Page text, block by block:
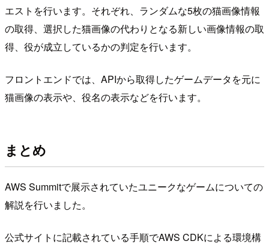
エストを行います。それぞれ、ランダムな5枚の猫画像情報
の取得、選択した猫画像の代わりとなる新しい画像情報の取
得、役が成立しているかの判定を行います。
フロントエンドでは、APIから取得したゲームデータを元に
猫画像の表示や、役名の表示などを行います。
まとめ
AWS Summitで展示されていたユニークなゲームについての
解説を行いました。
公式サイトに記載されている手順でAWS CDKによる環境構